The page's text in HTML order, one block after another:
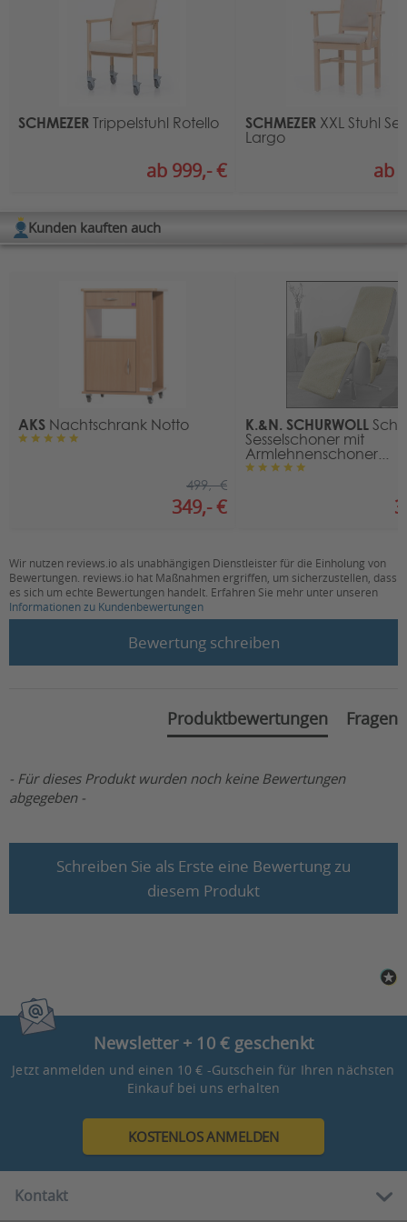
66649 Oberthal
office@schmezer.com
SCHMEZERTrippelstuhl Rotello
ab 999,- €
SCHMEZER XXL Stuhl
Largo
ab
Kunden kauften auch
AKS Nachtschrank Notto
349,- €
499,- €
K.&N. SCHURWOLL
Sesselschoner mit
Armlehnenschoner...
Wir nutzen reviews.io als unabhängigen Dienstleister für die Einholung von
Bewertungen. reviews.io hat Maßnahmen ergriffen, um sicherzustellen, dass
es sich um echte Bewertungen handelt. Erfahren Sie mehr unter unseren
Informationen zu Kundenbewertungen
Bewertung schreiben
Produktbewertungen Fragen
- Für dieses Produkt wurden noch keine Bewertungen
abgegeben -
Schreiben Sie als Erste eine Bewertung zu
diesem Produkt
Newsletter + 10 € geschenkt
Jetzt anmelden und einen 10 € -Gutschein für Ihren nächsten
Einkauf bei uns erhalten
KOSTENLOS ANMELDEN
Kontakt